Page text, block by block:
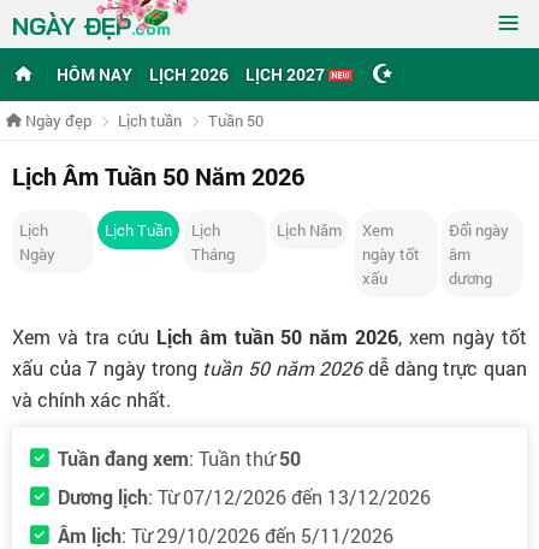
NGÀY ĐẸP.com ≡
HÔM NAY LỊCH 2026 LỊCH 2027
Ngày đẹp Lịch tuần Tuần 50
Lịch Âm Tuần 50 Năm 2026
Lịch
Ngày
Lịch Tuần
Lịch
Tháng
Lịch Năm
Xem
ngày tốt
xấu
Đổi ngày
âm
dương
Xem và tra cứu Lịch âm tuần 50 năm 2026, xem ngày tốt
xấu của 7 ngày trong tuần 50 năm 2026dễ dàng trực quan
và chính xác nhất.
Tuần đang xem: Tuần thứ50
Dương lịch: Từ 07/12/2026 đến 13/12/2026
Âm lịch: Từ 29/10/2026 đến 5/11/2026